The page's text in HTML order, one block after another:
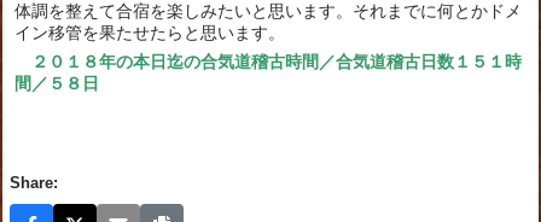
体調を整えて合宿を楽しみたいと思います。それまでに何とかドメ
イン移管を果たせたらと思います。
２０１８年の本日迄の合気道稽古時間／合気道稽古日数１５１時
間／５８日
Share: